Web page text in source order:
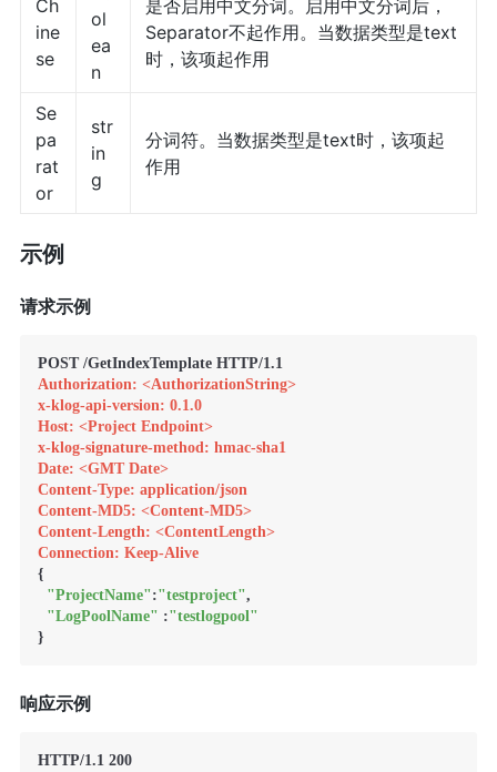
Ch
ine
se
ol
ea
n
是否启用中文分词。启用中文分词后，
Separator不起作用。当数据类型是text
时，该项起作用
Se
pa
rat
or
str
in
g
分词符。当数据类型是text时，该项起
作用
示例
请求示例
POST /GetIndexTemplate HTTP/1.1
Authorization: <AuthorizationString>
x-klog-api-version: 0.1.0
Host: <Project Endpoint>
x-klog-signature-method: hmac-sha1
Date: <GMT Date>
Content-Type: application/json
Content-MD5: <Content-MD5>
Content-Length: <ContentLength>
Connection: Keep-Alive
{
"ProjectName":"testproject",
"LogPoolName" :"testlogpool"
响应示例
HTTP/1.1 200